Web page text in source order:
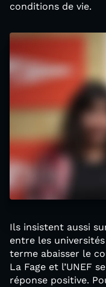
conditions de vie.
Ils insistent aussi
entre les
terme abaisser le
La Fage et l’UNEF
réponse positive.